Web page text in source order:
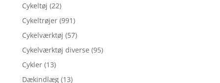
Cykeltøj (22)
Cykeltrøjer (991)
Cykelværktøj (57)
Cykelværktøj diverse (95)
Cykler (13)
Dækindlæg (13)